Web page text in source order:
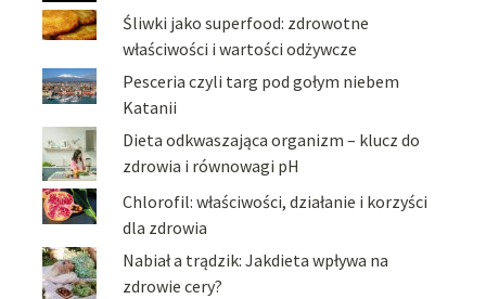
Śliwki jako superfood: zdrowotne
właściwości i wartości odżywcze
Pesceria czyli targ pod gołym niebem
Katanii
Dieta odkwaszająca organizm – klucz do
zdrowia i równowagi pH
Chlorofil: właściwości, działanie i korzyści
dla zdrowia
Nabiał a trądzik: Jakdieta wpływa na
zdrowie cery?